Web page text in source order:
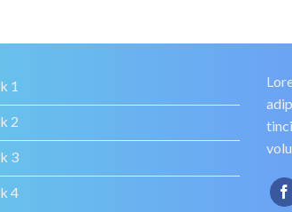
1
2
3
4